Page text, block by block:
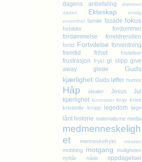
dagens anbefaling
drømmer
døden
Ekteskap
enslig
ensomhet familie fasade fokus
forbilder
fordommer
fordømmelse
foreldrerollen
fortid Fortvilelse forventning
fremtid
frihet fristelser
frustrasjon frykt gi slipp give
away
glede
Guds
kjærlighet Guds løfter humor
Håp idealer Jesus
Jul
kjærlighet kontraster krav krise
kristenliv kropp legedom løgn
lånt historie materialisme media
medmenneskeligh
et
menneskefrykt mirakler
mobbing motgang
muligheter
nyttår
nåde oppdagelser